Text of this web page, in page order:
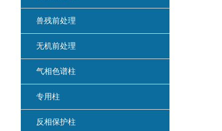
兽残前处理
无机前处理
气相色谱柱
专用柱
反相保护柱